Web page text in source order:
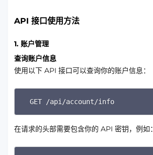
API 接口使用方法
1. 账户管理
查询账户信息
使用以下 API 接口可以查询你的账户信息：
GET /api/account/info
在请求的头部需要包含你的 API 密钥，例如：